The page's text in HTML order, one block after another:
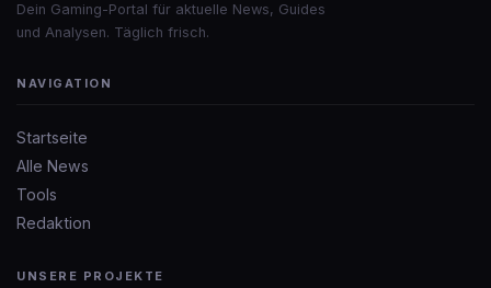
Dein Gaming-Portal für aktuelle News, Guides
und Analysen. Täglich frisch.
NAVIGATION
Startseite
Alle News
Tools
Redaktion
UNSERE PROJEKTE